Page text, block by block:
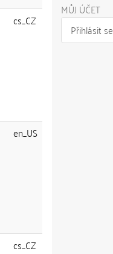
cs_CZ
en_US
cs_CZ
MŮJ ÚČET
Přihlásit se